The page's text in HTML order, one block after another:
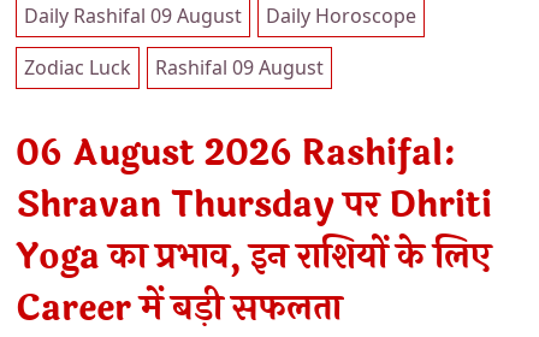
Daily Rashifal 09 August
Daily Horoscope
Zodiac Luck
Rashifal 09 August
06 August 2026 Rashifal:
Shravan Thursday पर Dhriti
Yoga का प्रभाव, इन राशियों के लिए
Career में बड़ी सफलता